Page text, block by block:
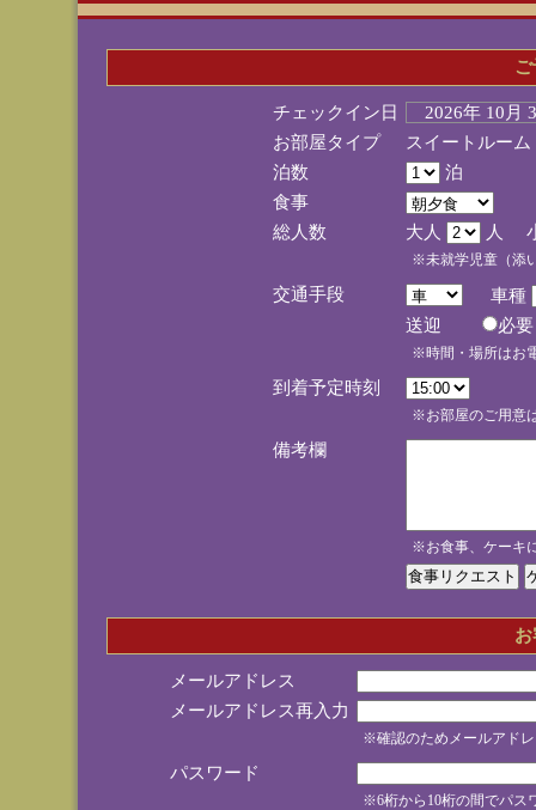
チェックイン日
2026年 10
お部屋タイプ
スイートルー
泊数
泊
食事
総人数
大人 人
※未就学児童（添
交通手段
車種
送迎
※時間・場所はお
到着予定時刻
※お部屋のご用意
備考欄
※お食事、ケーキ
メールアドレス
メールアドレス再入力
※確認のためメールアド
パスワード
※6桁から10桁の間でパス